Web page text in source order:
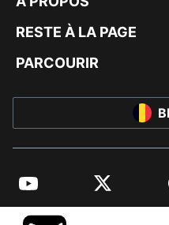
RESTE À LA PAGE
PARCOURIR
YouTube Twitter